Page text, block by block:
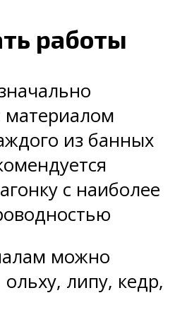
работы
материалом
из банных
с наиболее
можно
липу, кедр,